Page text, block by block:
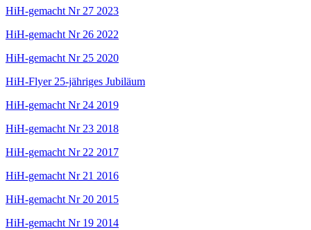
HiH-gemacht Nr 27 2023
HiH-gemacht Nr 26 2022
HiH-gemacht Nr 25 2020
HiH-Flyer 25-jähriges Jubiläum
HiH-gemacht Nr 24 2019
HiH-gemacht Nr 23 2018
HiH-gemacht Nr 22 2017
HiH-gemacht Nr 21 2016
HiH-gemacht Nr 20 2015
HiH-gemacht Nr 19 2014